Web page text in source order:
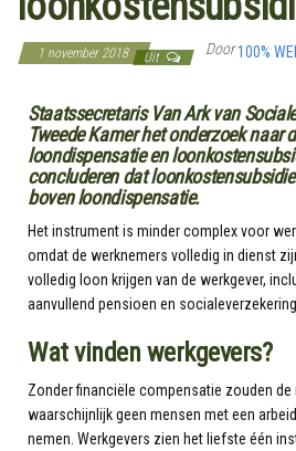
1 november 2018 Uit Door100%
Staatssecretaris Van Ark van
Tweede Kamer het onderzoek naar
loondispensatie en
concluderen dat
boven loondispensatie.
Het instrument is minder complex voor
omdat de werknemers volledig in dienst
volledig loon krijgen van de werkgever,
aanvullend pensioen en
Wat vinden werkgevers?
Zonder financiële compensatie zouden de
waarschijnlijk geen mensen met een
nemen. Werkgevers zien het liefste één